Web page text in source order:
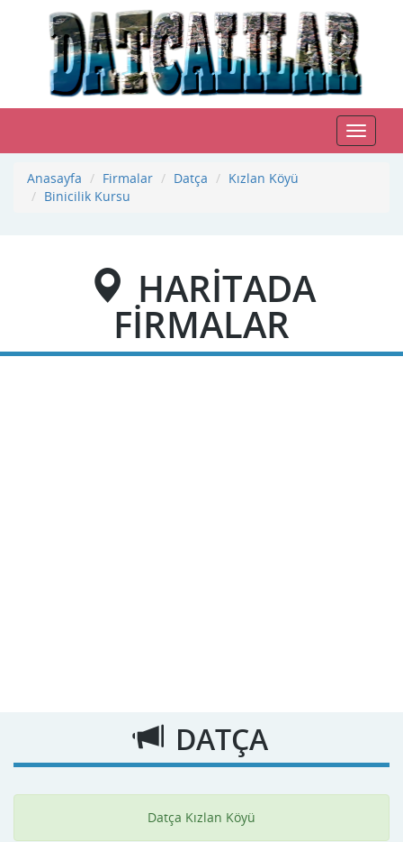
Toggle
Anasayfa
Firmalar Datça
Kızlan Köyü
Binicilik Kursu
HARİTADA
FİRMALAR
DATÇA
Datça Kızlan Köyü